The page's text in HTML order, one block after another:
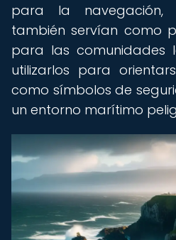
para la navegación,
también servían como
para las comunidades
utilizarlos para
como símbolos de
un entorno marítimo